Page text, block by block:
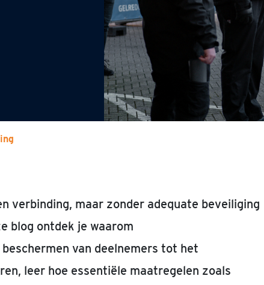
verbinding, maar zonder adequate beveiliging
blog ontdek je waarom
van deelnemers tot het
leer hoe essentiële maatregelen zoals